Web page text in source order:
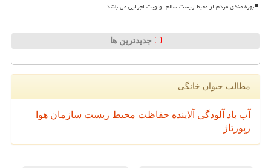
بهره مندی مردم از محیط زیست سالم اولویت اجرایی می باشد
جدیدترین ها
مطالب حیوان خانگی
آب باد آلودگی آلاینده حفاظت محیط زیست سازمان هوا
رپورتاژ